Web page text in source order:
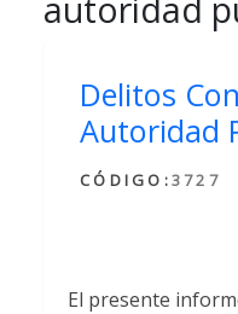
autoridad
Delitos
Autoridad
CÓDIGO:3727
El presente